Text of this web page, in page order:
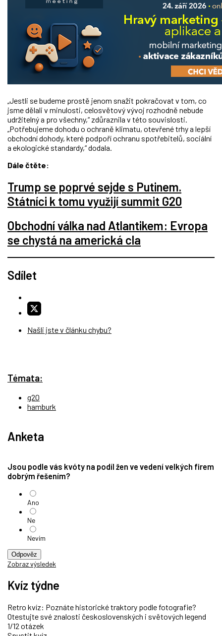
„Jestli se budeme prostě jenom snažit pokračovat v tom, co
jsme dělali v minulosti, celosvětový vývoj rozhodně nebude
udržitelný a pro všechny,“ zdůraznila v této souvislosti.
„Potřebujeme dohodu o ochraně klimatu, otevřené trhy a lepší
obchodní dohody, které podpoří ochranu spotřebitelů, sociální
a ekologické standardy,“ dodala.
Dále čtěte:
Trump se poprvé sejde s Putinem.
Státníci k tomu využijí summit G20
Obchodní válka nad Atlantikem: Evropa
se chystá na americká cla
Sdílet
Našli jste v článku chybu?
Témata:
g20
hamburk
Anketa
Jsou podle vás kvóty na podíl žen ve vedení velkých firem
dobrým řešením?
Ano
Ne
Nevím
Odpověz
Zobraz výsledek
Kvíz týdne
Retro kvíz: Poznáte historické traktory podle fotografie?
Otestujte své znalosti československých i světových legend
1/12 otázek